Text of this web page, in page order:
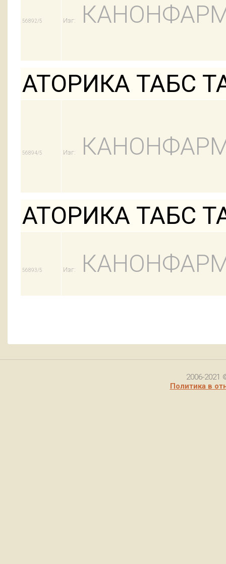
56892/5 Изг:
АТОРИКА ТАБС
56894/5 Изг:
АТОРИКА ТАБС
56893/5 Изг:
2006-2021
Политика в